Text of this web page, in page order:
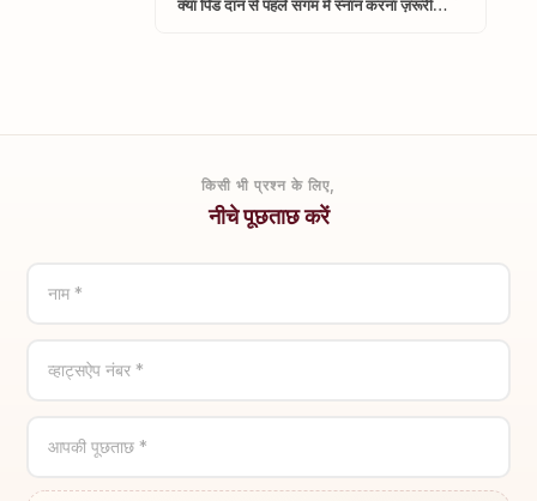
क्या पिंड दान से पहले संगम में स्नान करना ज़रूरी…
किसी भी प्रश्न के लिए,
नीचे पूछताछ करें
नाम *
व्हाट्सऐप नंबर *
आपकी पूछताछ *